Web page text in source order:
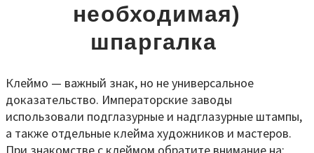
необходимая)
шпаргалка
Клеймо — важный знак, но не универсальное
доказательство. Императорские заводы
использовали подглазурные и надглазурные штампы,
а также отдельные клейма художников и мастеров.
При знакомстве с клеймом обратите внимание на: